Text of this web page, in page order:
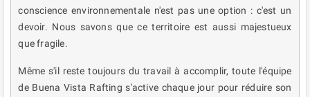
conscience environnementale n'est pas une option : c'est un
devoir. Nous savons que ce territoire est aussi majestueux
que fragile.
Même s'il reste toujours du travail à accomplir, toute l'équipe
de Buena Vista Rafting s'active chaque jour pour réduire son